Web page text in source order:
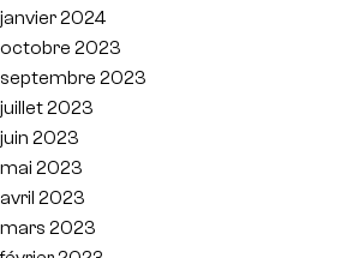
janvier 2024
octobre 2023
septembre 2023
juillet 2023
juin 2023
mai 2023
avril 2023
mars 2023